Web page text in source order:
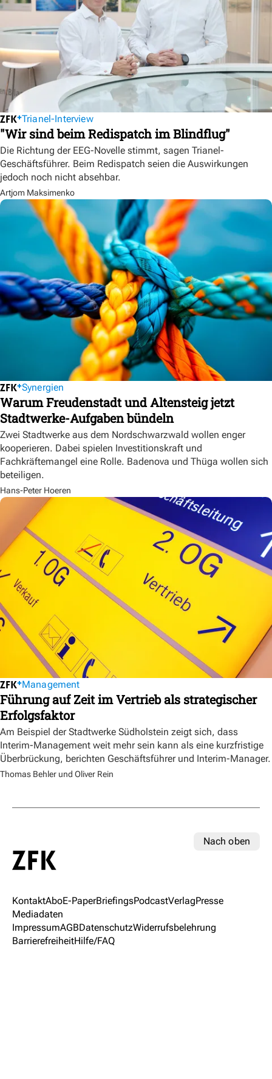
Trianel-Interview
"Wir sind beim Redispatch im Blindflug"
Die Richtung der EEG-Novelle stimmt, sagen Trianel-
Geschäftsführer. Beim Redispatch seien die Auswirkungen
jedoch noch nicht absehbar.
Artjom Maksimenko
Synergien
Warum Freudenstadt und Altensteig jetzt
Stadtwerke-Aufgaben bündeln
Zwei Stadtwerke aus dem Nordschwarzwald wollen enger
kooperieren. Dabei spielen Investitionskraft und
Fachkräftemangel eine Rolle. Badenova und Thüga wollen sich
beteiligen.
Hans-Peter Hoeren
Management
Führung auf Zeit im Vertrieb als strategischer
Erfolgsfaktor
Am Beispiel der Stadtwerke Südholstein zeigt sich, dass
Interim-Management weit mehr sein kann als eine kurzfristige
Überbrückung, berichten Geschäftsführer und Interim-Manager.
Thomas Behler und Oliver Rein
Nach oben
KontaktAboE-PaperBriefingsPodcastVerlagPresse
Mediadaten
ImpressumAGBDatenschutzWiderrufsbelehrung
BarrierefreiheitHilfe/FAQ